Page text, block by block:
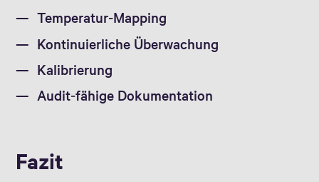
Temperatur‑Mapping
Kontinuierliche Überwachung
Kalibrierung
Audit‑fähige Dokumentation
Fazit